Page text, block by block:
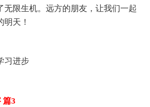
无限生机。远方的朋友，让我们一起
明天！
习进步
篇3